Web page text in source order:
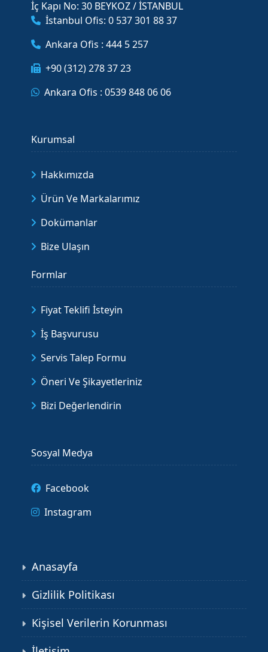
İç Kapı No: 30 BEYKOZ / İSTANBUL
İstanbul Ofis: 0 537 301 88 37
Ankara Ofis : 444 5 257
+90 (312) 278 37 23
Ankara Ofis : 0539 848 06 06
Kurumsal
Hakkımızda
Ürün Ve Markalarımız
Dokümanlar
Bize Ulaşın
Formlar
Fiyat Teklifi İsteyin
İş Başvurusu
Servis Talep Formu
Öneri Ve Şikayetleriniz
Bizi Değerlendirin
Sosyal Medya
Facebook
Instagram
Anasayfa
Gizlilik Politikası
Kişisel Verilerin Korunması